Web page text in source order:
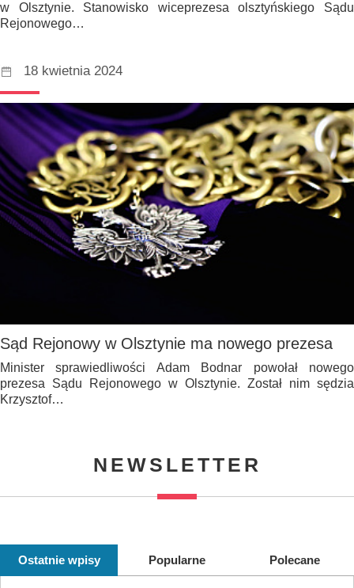
w Olsztynie. Stanowisko wiceprezesa olsztyńskiego Sądu
Rejonowego…
18 kwietnia 2024
Sąd Rejonowy w Olsztynie ma nowego prezesa
Minister sprawiedliwości Adam Bodnar powołał nowego
prezesa Sądu Rejonowego w Olsztynie. Został nim sędzia
Krzysztof…
NEWSLETTER
Ostatnie wpisy Popularne Polecane